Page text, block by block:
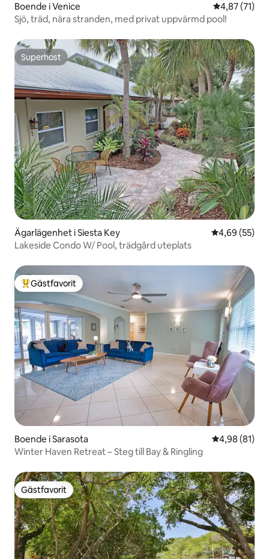
Boende i Venice 4,87 av 5 i
4,87 (71)
Sjö, träd, nära stranden, med privat uppvärmd pool!
Superhost
Superhost
Ägarlägenhet i Siesta Key 4,69 av 5 i
4,69 (55)
Lakeside Condo W/ Pool, trädgård uteplats
Populär gästfavorit
Gästfavorit
Boende i Sarasota 4,98 av 5 i
4,98 (81)
Winter Haven Retreat – Steg till Bay & Ringling
Gästfavorit
Gästfavorit